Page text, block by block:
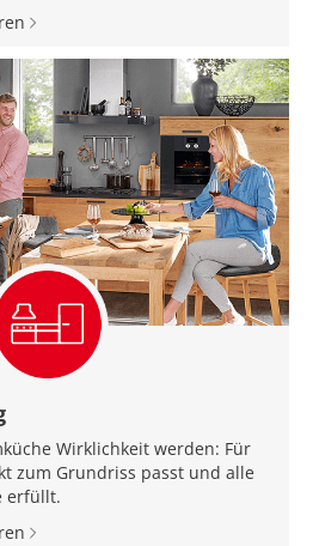
Wirklichkeit werden: Für
zum Grundriss passt und alle
erfüllt.